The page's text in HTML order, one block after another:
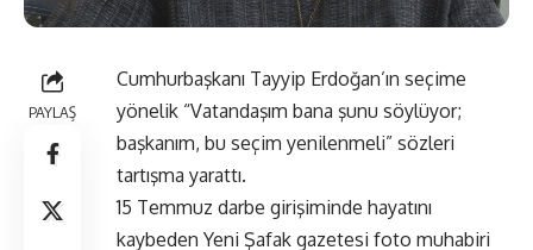
PAYLAŞ
Cumhurbaşkanı Tayyip Erdoğan’ın seçime
yönelik “Vatandaşım bana şunu söylüyor;
başkanım, bu seçim yenilenmeli” sözleri
tartışma yarattı.
15 Temmuz darbe girişiminde hayatını
kaybeden Yeni Şafak gazetesi foto muhabiri